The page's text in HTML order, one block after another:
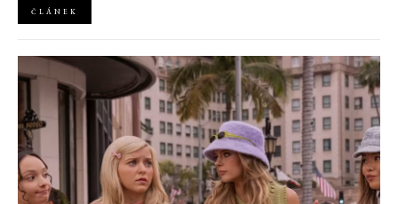
Fall 2027.
ČLÁNEK